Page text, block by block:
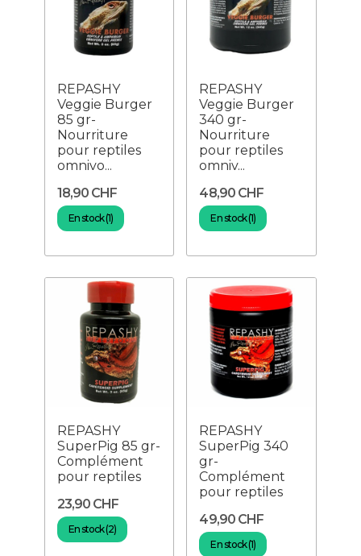
REPASHY
Veggie Burger
85 gr-
Nourriture
pour reptiles
omnivo...
18,90 CHF
En stock (1)
REPASHY
Veggie Burger
340 gr-
Nourriture
pour reptiles
omniv...
48,90 CHF
En stock (1)
REPASHY
SuperPig 85 gr-
Complément
pour reptiles
23,90 CHF
En stock (2)
REPASHY
SuperPig 340
gr-
Complément
pour reptiles
49,90 CHF
En stock (1)